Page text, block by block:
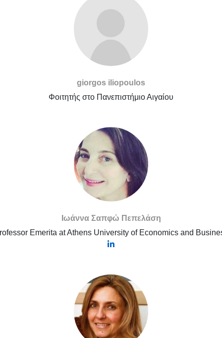
giorgos iliopoulos
Φοιτητής στο Πανεπιστήμιο Αιγαίου
Ιωάννα Σαπφώ Πεπελάση
Emerita at Athens University of Economics and